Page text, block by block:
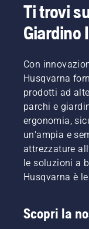
Ti trovi
Giardino
Con
Husqvarna
prodotti ad
parchi e
ergonomia,
un'ampia e
attrezzature
le soluzioni a
Husqvarna è
Scopri la